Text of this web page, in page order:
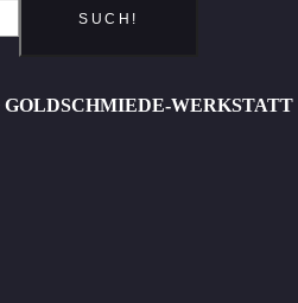
SUCH!
WERKSTATT